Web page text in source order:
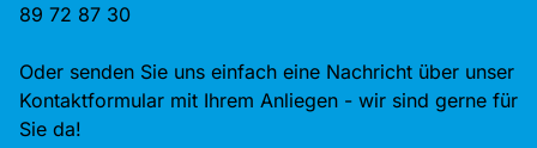
89 72 87 30
Oder senden Sie uns einfach eine Nachricht über unser
Kontaktformular mit Ihrem Anliegen - wir sind gerne für
Sie da!